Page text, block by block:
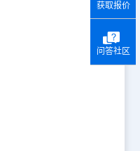
获取报价
问答社区